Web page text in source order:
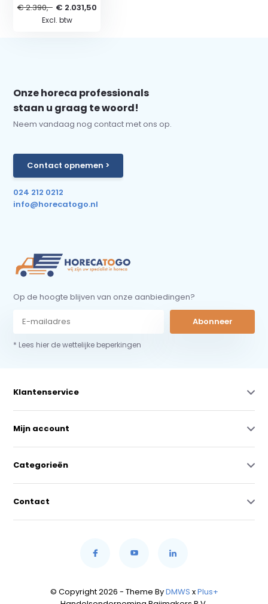
€ 2.390,- € 2.031,50
Excl. btw
Onze horeca professionals
staan u graag te woord!
Neem vandaag nog contact met ons op.
Contact opnemen >
024 212 0212
info@horecatogo.nl
Op de hoogte blijven van onze aanbiedingen?
Abonneer
* Lees hier de wettelijke beperkingen
Klantenservice
Mijn account
Categorieën
Contact
© Copyright 2026 - Theme ByDMWS xPlus+